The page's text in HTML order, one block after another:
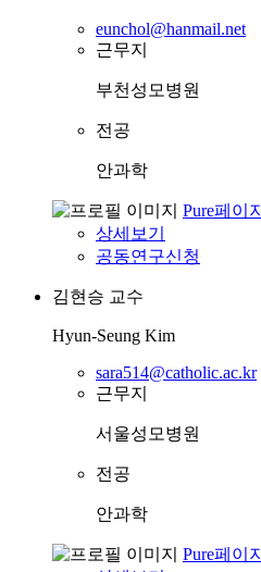
eunchol@hanmail.net
근무지
부천성모병원
전공
안과학
Pure페이지
상세보기
공동연구신청
김현승 교수
Hyun-Seung Kim
sara514@catholic.ac.kr
근무지
서울성모병원
전공
안과학
Pure페이지